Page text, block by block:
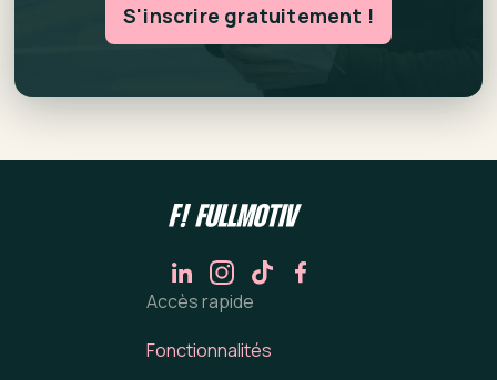
S'inscrire gratuitement !
Accès rapide
Fonctionnalités